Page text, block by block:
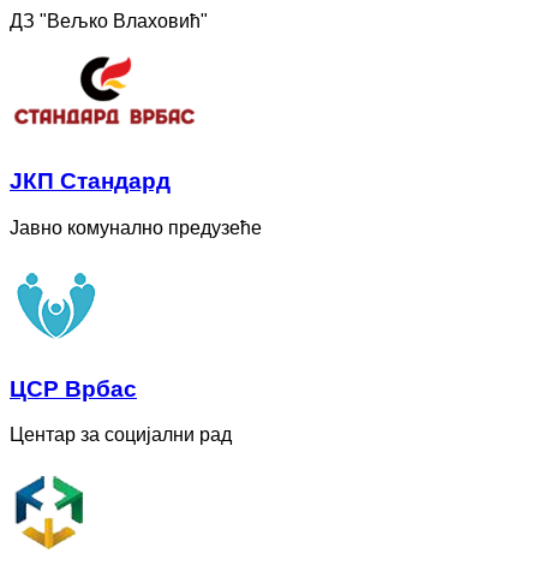
ДЗ "Вељко Влаховић"
ЈКП Стандард
Јавно комунално предузеће
ЦСР Врбас
Центар за социјални рад